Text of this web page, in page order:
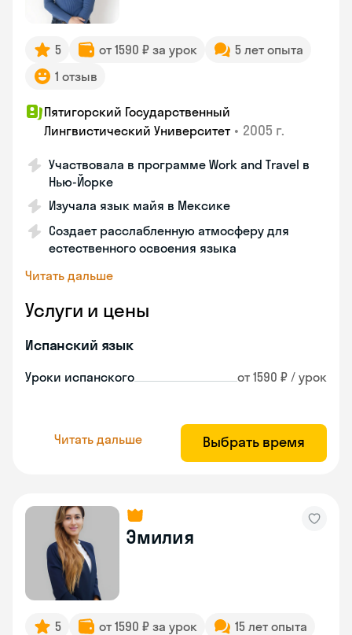
5 от 1590 ₽ за урок
5 лет опыта
1 отзыв
Пятигорский Государственный
Лингвистический Университет • 2005 г.
Участвовала в программе Work and Travel в
Нью-Йорке
Изучала язык майя в Мексике
Создает расслабленную атмосферу для
естественного освоения языка
Читать дальше
Услуги и цены
Испанский язык
Уроки испанского от 1590 ₽ / урок
Читать дальше Выбрать время
Эмилия
5 от 1590 ₽ за урок 15 лет опыта